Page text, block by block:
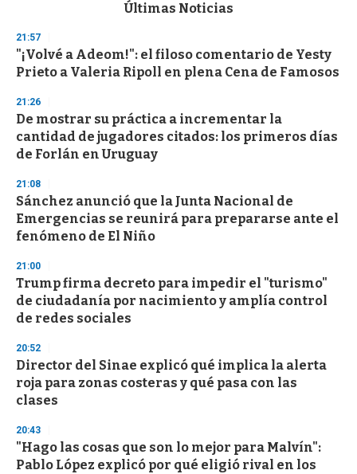
d
s
o
f
3
s
c
o
d
s
Últimas Noticias
21:57
"¡Volvé a Adeom!": el filoso comentario de Yesty
Prieto a Valeria Ripoll en plena Cena de Famosos
21:26
De mostrar su práctica a incrementar la
cantidad de jugadores citados: los primeros días
de Forlán en Uruguay
21:08
Sánchez anunció que la Junta Nacional de
Emergencias se reunirá para prepararse ante el
fenómeno de El Niño
21:00
Trump firma decreto para impedir el "turismo"
de ciudadanía por nacimiento y amplía control
de redes sociales
20:52
Director del Sinae explicó qué implica la alerta
roja para zonas costeras y qué pasa con las
clases
20:43
"Hago las cosas que son lo mejor para Malvín":
Pablo López explicó por qué eligió rival en los